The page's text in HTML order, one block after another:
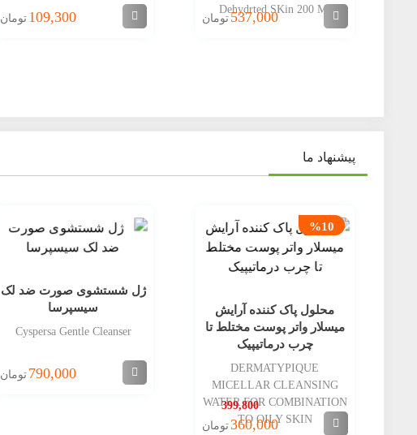
Dehydrted SKin 200 Ml
537,000تومان 109,300 تومان
پیشنهاد ما
%10
محلول پاک کننده آرایش
میسلار واتر پوست مختلط تا
چرب درماتیپیک
DERMATYPIQUE
MICELLAR CLEANSING
WATER FOR COMBINATION
TO OILY SKIN
399,800
360,000تومان
ژل شستشوی صورت ضد لک
سیسپرسا
Cyspersa Gentle Cleanser
790,000 تومان